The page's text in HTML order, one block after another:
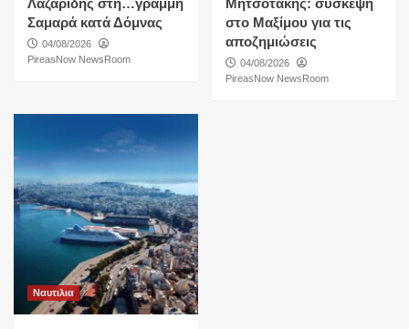
Λαζαρίδης στη…γραμμή
Σαμαρά κατά Δόμνας
04/08/2026
PireasNow NewsRoom
Μητσοτάκης: σύσκεψη
στο Μαξίμου για τις
αποζημιώσεις
04/08/2026
PireasNow NewsRoom
Ναυτιλια